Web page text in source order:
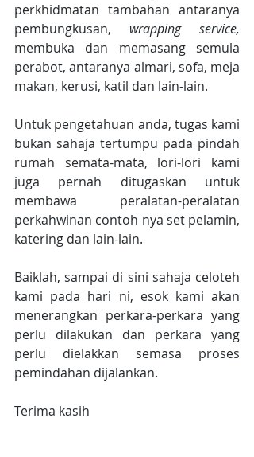
perkhidmatan tambahan antaranya
pembungkusan,
membuka dan memasang semula
perabot, antaranya almari, sofa, meja
makan, kerusi, katil dan lain-lain.
Untuk pengetahuan anda, tugas kami
bukan sahaja tertumpu pada pindah
rumah semata-mata, lori-lori kami
juga pernah ditugaskan untuk
membawa peralatan-peralatan
perkahwinan contoh nya set pelamin,
katering dan lain-lain.
Baiklah, sampai di sini sahaja celoteh
kami pada hari ni, esok kami akan
menerangkan perkara-perkara yang
perlu dilakukan dan perkara yang
perlu dielakkan semasa proses
pemindahan dijalankan.
Terima kasih